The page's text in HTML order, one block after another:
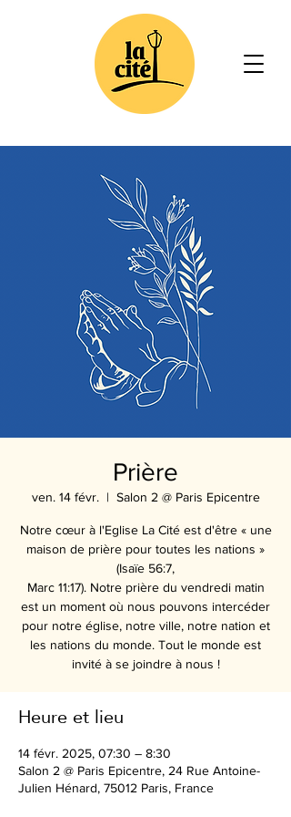
Prière
ven. 14 févr.
  |
Salon 2 @ Paris Epicentre
Notre cœur à l'Eglise La Cité est d'être « une
maison de prière pour toutes les nations »
(Isaïe 56:7,
Marc 11:17). Notre prière du vendredi matin
est un moment où nous pouvons intercéder
pour notre église, notre ville, notre nation et
les nations du monde. Tout le monde est
invité à se joindre à nous !
Heure et lieu
14 févr. 2025, 07:30 – 8:30
Salon 2 @ Paris Epicentre, 24 Rue Antoine-
Julien Hénard, 75012 Paris, France